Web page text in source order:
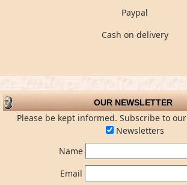
Paypal
Cash on delivery
OUR NEWSLETTER
Please be kept informed. Subscribe to
Newsletters
Name
Email